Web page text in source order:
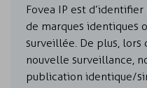
Fovea IP est
de marques identiques
surveillée. De plus, lors
nouvelle surveillance,
publication identique/